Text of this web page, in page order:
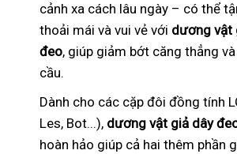
cảnh xa cách lâu ngày – có thể
thoải mái và vui vẻ với dương vật
đeo, giúp giảm bớt căng thẳng
cầu.
Dành cho các cặp đôi đồng tính
Les, Bot...), dương vật giả dây
hoàn hảo giúp cả hai thêm phần